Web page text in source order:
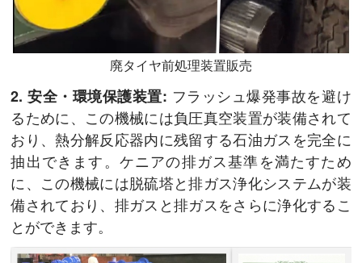
廃タイヤ前処理装置販売
2. 安全・環境保護装置: フラッシュ爆発事故を避け
るために、この機械には負圧真空装置が装備されて
おり、熱分解反応器内に残留する石油ガスを完全に
抽出できます。ケニアの排ガス基準を満たすため
に、この機械には脱硫塔と排ガス浄化システムが装
備されており、排ガスと排ガスをさらに浄化するこ
とができます。